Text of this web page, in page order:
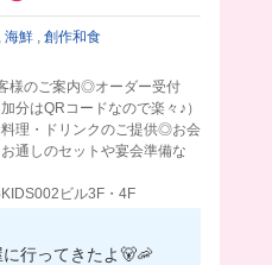
, 海鮮 , 創作和食
様のご案内◎オーダー受付
分はQRコードなので楽々♪）
理・ドリンクのご提供◎お会
通しのセットや宴会準備な
ビル3F・4F
行ってきたよ🐻🦐